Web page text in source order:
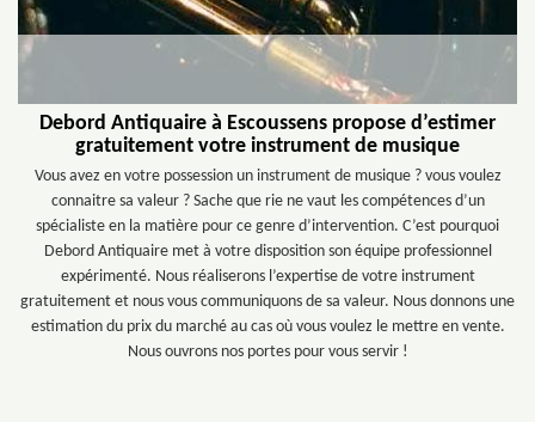
Debord Antiquaire à Escoussens propose d’estimer
gratuitement votre instrument de musique
Vous avez en votre possession un instrument de musique ? vous voulez
connaitre sa valeur ? Sache que rie ne vaut les compétences d’un
spécialiste en la matière pour ce genre d’intervention. C’est pourquoi
Debord Antiquaire met à votre disposition son équipe professionnel
expérimenté. Nous réaliserons l’expertise de votre instrument
gratuitement et nous vous communiquons de sa valeur. Nous donnons une
estimation du prix du marché au cas où vous voulez le mettre en vente.
Nous ouvrons nos portes pour vous servir !